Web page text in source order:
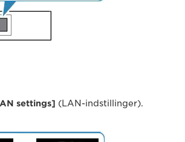
settings] (LAN-indstillinger).